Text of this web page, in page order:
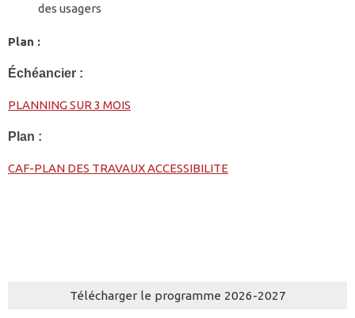
des usagers
Plan :
Échéancier :
PLANNING SUR 3 MOIS
Plan :
CAF-PLAN DES TRAVAUX ACCESSIBILITE
Télécharger le programme 2026-2027